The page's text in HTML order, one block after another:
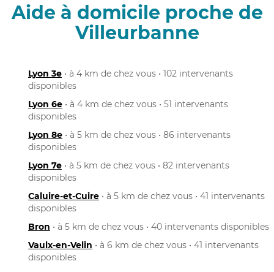
Aide à domicile proche de
Villeurbanne
Lyon 3e • à 4 km de chez vous • 102 intervenants
disponibles
Lyon 6e • à 4 km de chez vous • 51 intervenants
disponibles
Lyon 8e • à 5 km de chez vous • 86 intervenants
disponibles
Lyon 7e • à 5 km de chez vous • 82 intervenants
disponibles
Caluire-et-Cuire • à 5 km de chez vous • 41 intervenants
disponibles
Bron • à 5 km de chez vous • 40 intervenants disponibles
Vaulx-en-Velin • à 6 km de chez vous • 41 intervenants
disponibles